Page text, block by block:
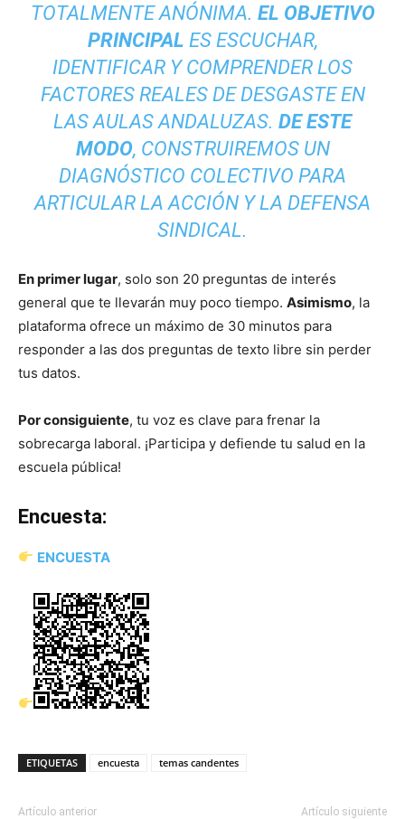
TOTALMENTE ANÓNIMA. EL OBJETIVO
PRINCIPAL ES ESCUCHAR,
IDENTIFICAR Y COMPRENDER LOS
FACTORES REALES DE DESGASTE EN
LAS AULAS ANDALUZAS. DE ESTE
MODO, CONSTRUIREMOS UN
DIAGNÓSTICO COLECTIVO PARA
ARTICULAR LA ACCIÓN Y LA DEFENSA
SINDICAL.
En primer lugar, solo son 20 preguntas de interés
general que te llevarán muy poco tiempo. Asimismo, la
plataforma ofrece un máximo de 30 minutos para
responder a las dos preguntas de texto libre sin perder
tus datos.
Por consiguiente, tu voz es clave para frenar la
sobrecarga laboral. ¡Participa y defiende tu salud en la
escuela pública!
Encuesta:
ENCUESTA
ETIQUETAS encuesta temas candentes
Artículo anterior Artículo siguiente